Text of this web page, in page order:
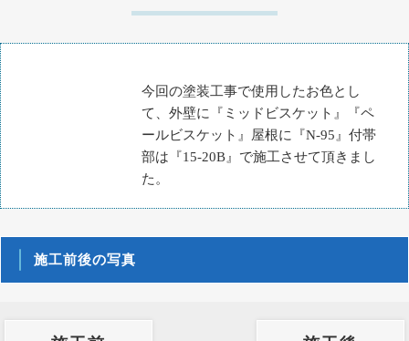
今回の塗装工事で使用したお色とし
て、外壁に『ミッドビスケット』『ペ
ールビスケット』屋根に『N-95』付帯
部は『15-20B』で施工させて頂きまし
た。
施工前後の写真